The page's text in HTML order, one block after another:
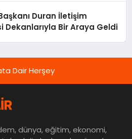
Duran İletişim
Dekanlarıyla Bir Araya Geldi
Dair Herşey
dünya, eğitim, ekonomi,